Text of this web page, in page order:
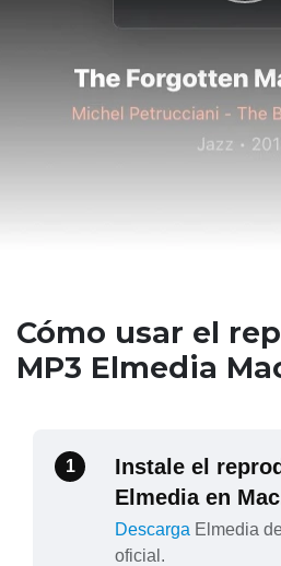
Cómo usar el
MP3 Elmedia
1
Instale el
Elmedia en
Descarga Elmedia
oficial.